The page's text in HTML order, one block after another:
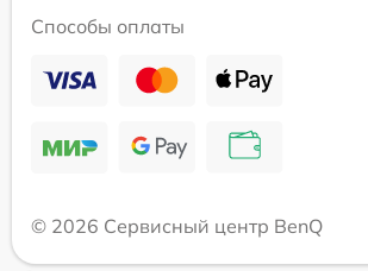
Способы оплаты
© 2026 Сервисный центр BenQ